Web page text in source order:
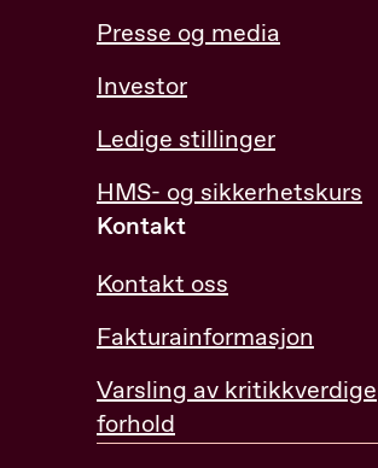
Presse og media
Investor
Ledige stillinger
HMS- og sikkerhetskurs
Kontakt
Kontakt oss
Fakturainformasjon
Varsling av kritikkverdige
forhold